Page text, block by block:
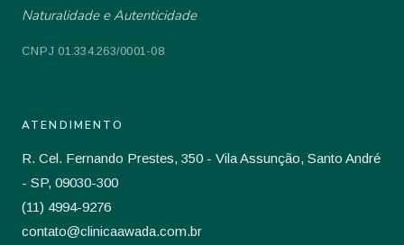
Naturalidade e Autenticidade
CNPJ 01.334.263/0001-08
ATENDIMENTO
R. Cel. Fernando Prestes, 350 - Vila Assunção, Santo André
- SP, 09030-300
(11) 4994-9276
contato@clinicaawada.com.br